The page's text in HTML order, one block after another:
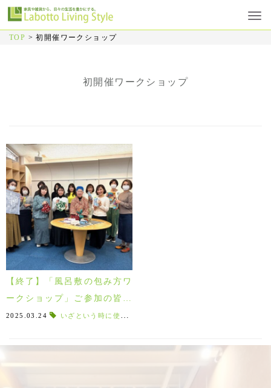
TOP >初開催ワークショップ
初開催ワークショップ
【終了】「風呂敷の包み方ワ
ークショップ」ご参加の皆様
ありがとうございました！
2025.03.24 いざという時に使える